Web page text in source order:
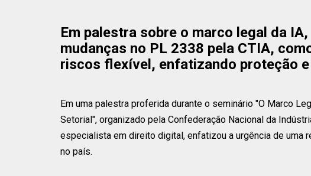
Em palestra sobre o marco legal da
mudanças no PL 2338 pela CTIA,
riscos flexível, enfatizando proteção
Em uma palestra proferida durante o seminário "O Marco
Setorial", organizado pela Confederação Nacional da
especialista em direito digital, enfatizou a urgência de uma
no país.